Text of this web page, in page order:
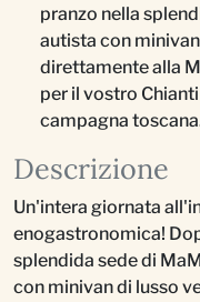
pranzo nella
autista con
direttamente alla
per il vostro
campagna
Descrizione
Un'intera giornata
enogastronomica!
splendida sede di
con minivan di lusso